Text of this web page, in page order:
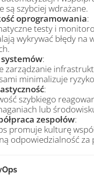
są szybciej wdrażane.
oprogramowania:
testy i
wykrywać błędy na
:
zarządzanie
minimalizuje
:
szybkiego
lub
zespołów:
promuje kulturę
odpowiedzialność za